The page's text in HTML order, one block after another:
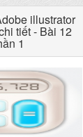
illustrator
tiết - Bài 12
1